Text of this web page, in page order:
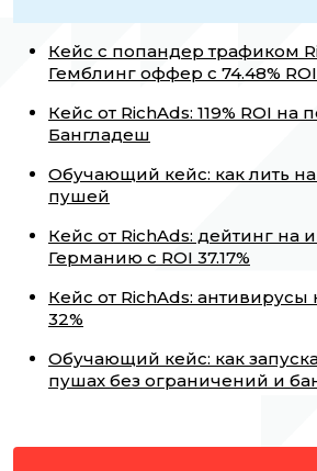
Кейс с попандер трафиком
Гемблинг оффер с 74.48%
Кейс от RichAds: 119% ROI на
Бангладеш
Обучающий кейс: как лить
пушей
Кейс от RichAds: дейтинг
Германию с ROI 37.17%
Кейс от RichAds: антивирусы
32%
Обучающий кейс: как
пушах без ограничений и